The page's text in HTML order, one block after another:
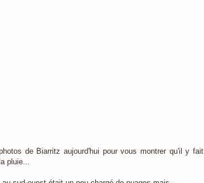
de Biarritz aujourd'hui pour vous montrer qu'il y fait
pluie...